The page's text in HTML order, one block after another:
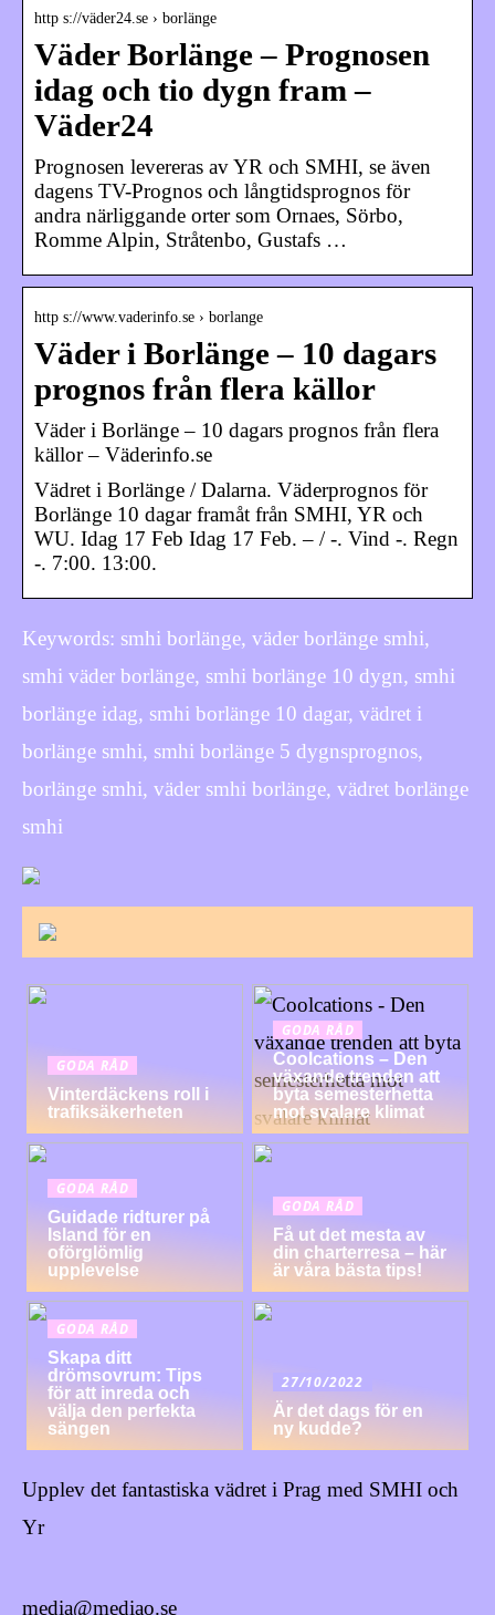
http s://väder24.se › borlänge
Väder Borlänge – Prognosen
idag och tio dygn fram –
Väder24
Prognosen levereras av YR och SMHI, se även
dagens TV-Prognos och långtidsprognos för
andra närliggande orter som Ornaes, Sörbo,
Romme Alpin, Stråtenbo, Gustafs …
http s://www.vaderinfo.se › borlange
Väder i Borlänge – 10 dagars
prognos från flera källor
Väder i Borlänge – 10 dagars prognos från flera
källor – Väderinfo.se
Vädret i Borlänge / Dalarna. Väderprognos för
Borlänge 10 dagar framåt från SMHI, YR och
WU. Idag 17 Feb Idag 17 Feb. – / -. Vind -. Regn
-. 7:00. 13:00.
Keywords: smhi borlänge, väder borlänge smhi,
smhi väder borlänge, smhi borlänge 10 dygn, smhi
borlänge idag, smhi borlänge 10 dagar, vädret i
borlänge smhi, smhi borlänge 5 dygnsprognos,
borlänge smhi, väder smhi borlänge, vädret borlänge
smhi
GODA RÅD
Vinterdäckens roll i
trafiksäkerheten
GODA RÅD
Coolcations – Den
växande trenden att
byta semesterhetta
mot svalare klimat
GODA RÅD
Guidade ridturer på
Island för en
oförglömlig
upplevelse
GODA RÅD
Få ut det mesta av
din charterresa – här
är våra bästa tips!
GODA RÅD
Skapa ditt
drömsovrum: Tips
för att inreda och
välja den perfekta
sängen
27/10/2022
Är det dags för en
ny kudde?
Upplev det fantastiska vädret i Prag med SMHI och
Yr
media@mediao.se